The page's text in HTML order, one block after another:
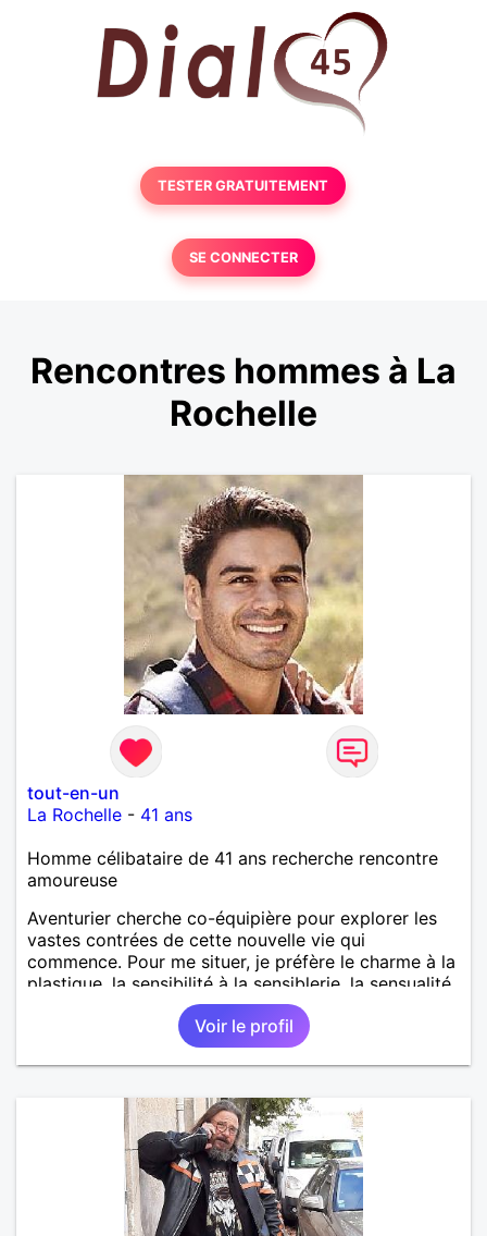
TESTER GRATUITEMENT
SE CONNECTER
Rencontres hommes à La
Rochelle
tout-en-un
La Rochelle - 41 ans
Homme célibataire de 41 ans recherche rencontre
amoureuse
Aventurier cherche co-équipière pour explorer les
vastes contrées de cette nouvelle vie qui
commence. Pour me situer, je préfère le charme à la
plastique, la sensibilité à la sensiblerie, la sensualité
à la vulgarité, l'intelligence à la bêtise, la tolérance à
la rigidité, la complicité à l'indépendance égoïste, le
respect à la suffisance...
Voir le profil